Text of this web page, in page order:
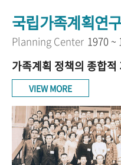
국립가족계획연
Planning Center 1970 ~
가족계획 정책의 종합적
VIEW MORE